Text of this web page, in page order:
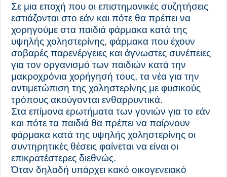
Σε μια εποχή που οι επιστημονικές συζητήσεις
εστιάζονται στο εάν και πότε θα πρέπει να
χορηγούμε στα παιδιά φάρμακα κατά της
υψηλής χοληστερίνης, φάρμακα που έχουν
σοβαρές παρενέργειες και άγνωστες συνέπειες
για τον οργανισμό των παιδιών κατά την
μακροχρόνια χορήγησή τους, τα νέα για την
αντιμετώπιση της χοληστερίνης με φυσικούς
τρόπους ακούγονται ενθαρρυντικά.
Στα επίμονα ερωτήματα των γονιών για το εάν
και πότε τα παιδιά θα πρέπει να παίρνουν
φάρμακα κατά της υψηλής χοληστερίνης οι
συντηρητικές θέσεις φαίνεται να είναι οι
επικρατέστερες διεθνώς.
Όταν δηλαδή υπάρχει κακό οικογενειακό